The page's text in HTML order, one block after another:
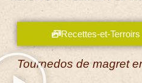
Recettes-et-
Tournedos de magret